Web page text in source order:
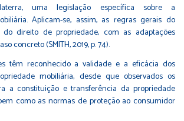
uma legislação específica sobre a
Aplicam-se, assim, as regras gerais do
direito de propriedade, com as adaptações
concreto (SMITH, 2019, p. 74).
têm reconhecido a validade e a eficácia dos
mobiliária, desde que observados os
a constituição e transferência da propriedade
como as normas de proteção ao consumidor